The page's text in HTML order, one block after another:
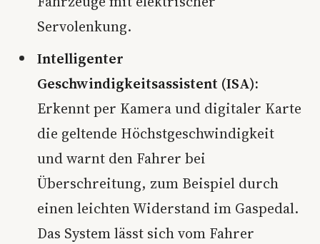
Servolenkung.
Intelligenter
Geschwindigkeitsassistent (ISA):
Erkennt per Kamera und digitaler Karte
die geltende Höchstgeschwindigkeit
und warnt den Fahrer bei
Überschreitung, zum Beispiel durch
einen leichten Widerstand im Gaspedal.
Das System lässt sich vom Fahrer